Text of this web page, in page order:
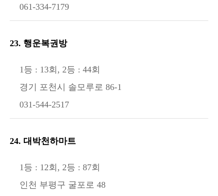
061-334-7179
23. 행운복권방
1등 : 13회, 2등 : 44회
경기 포천시 솔모루로 86-1
031-544-2517
24. 대박천하마트
1등 : 12회, 2등 : 87회
인천 부평구 굴포로 48